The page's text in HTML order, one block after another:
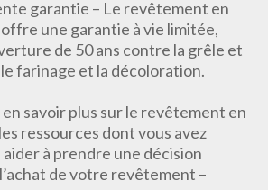
garantie – Le revêtement en
une garantie à vie limitée,
de 50 ans contre la grêle et
farinage et la décoloration.
savoir plus sur le revêtement en
ressources dont vous avez
à prendre une décision
de votre revêtement –